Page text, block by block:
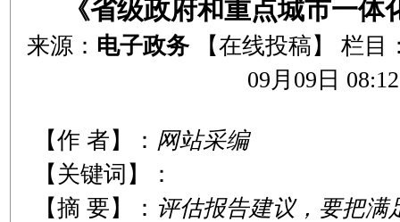
《省级政府和重点城市一
来源： 电子政务 【在线投稿】
栏目
09月09日
【作 者】： 网站采编
【关键词】：
【摘 要】： 评估报告建议，要把满